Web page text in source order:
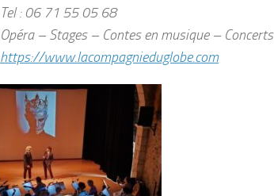
Tel : 06 71 55 05 68
Opéra – Stages – Contes en musique – Concerts
https://www.lacompagnieduglobe.com